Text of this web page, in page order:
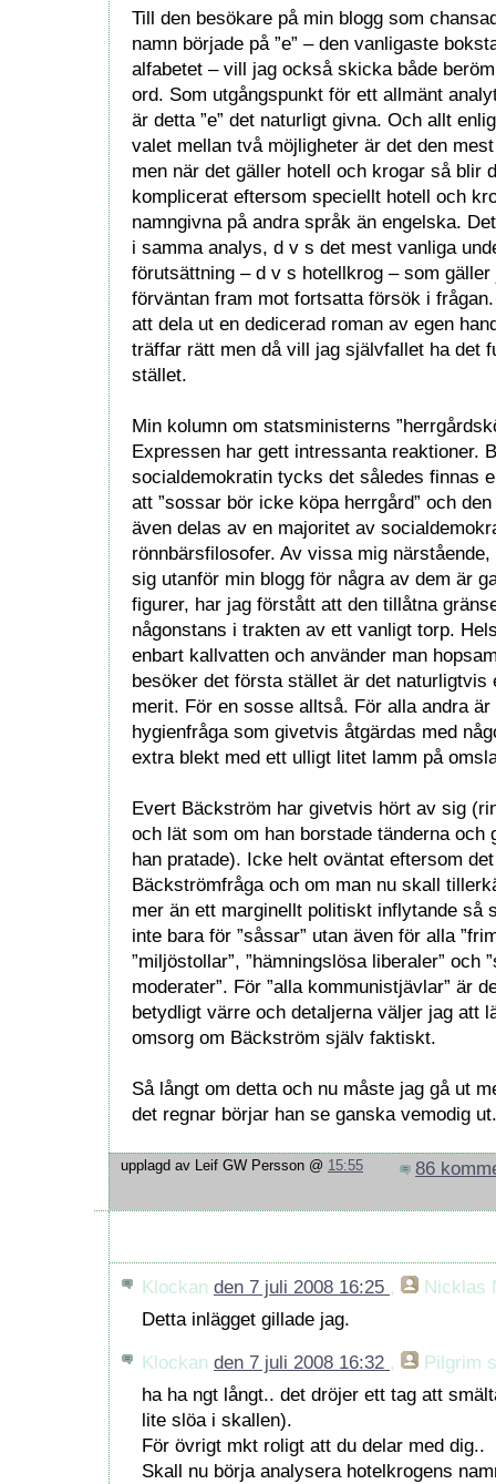
Till den besökare på min blogg som
namn började på ”e” – den vanligaste
alfabetet – vill jag också skicka både
ord. Som utgångspunkt för ett allmänt
är detta ”e” det naturligt givna. Och allt
valet mellan två möjligheter är det den
men när det gäller hotell och krogar så blir
komplicerat eftersom speciellt hotell och
namngivna på andra språk än engelska.
i samma analys, d v s det mest vanliga
förutsättning – d v s hotellkrog – som
förväntan fram mot fortsatta försök i
att dela ut en dedicerad roman av egen
träffar rätt men då vill jag självfallet ha det
stället.
Min kolumn om statsministerns
Expressen har gett intressanta reaktioner.
socialdemokratin tycks det således finnas
att ”sossar bör icke köpa herrgård” och
även delas av en majoritet av
rönnbärsfilosofer. Av vissa mig
sig utanför min blogg för några av dem är
figurer, har jag förstått att den tillåtna
någonstans i trakten av ett vanligt torp.
enbart kallvatten och använder man
besöker det första stället är det naturligtvis
merit. För en sosse alltså. För alla andra är
hygienfråga som givetvis åtgärdas med
extra blekt med ett ulligt litet lamm på
Evert Bäckström har givetvis hört av sig
och lät som om han borstade tänderna och
han pratade). Icke helt oväntat eftersom
Bäckströmfråga och om man nu skall
mer än ett marginellt politiskt inflytande så
inte bara för ”såssar” utan även för alla
”miljöstollar”, ”hämningslösa liberaler” och
moderater”. För ”alla kommunistjävlar” är
betydligt värre och detaljerna väljer jag att
omsorg om Bäckström själv faktiskt.
Så långt om detta och nu måste jag gå ut
det regnar börjar han se ganska vemodig ut.
upplagd av Leif GW Persson @ 15:55 86
Klockan den 7 juli 2008 16:25 ,
Nicklas
Detta inlägget gillade jag.
Klockan den 7 juli 2008 16:32 , Pilgrim
ha ha ngt långt.. det dröjer ett tag att
lite slöa i skallen).
För övrigt mkt roligt att du delar med dig..
Skall nu börja analysera hotelkrogens